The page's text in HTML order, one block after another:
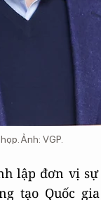
Ảnh: VGP.
lập đơn vị
tạo Quốc